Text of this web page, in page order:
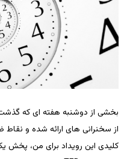
بخشی از دوشنبه هفته ای که
از سخنرانی های ارائه شده و
کلیدی این رویداد برای من، پخش